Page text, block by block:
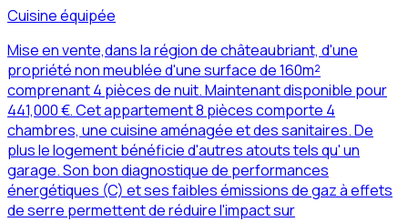
Cuisine équipée
Mise en vente,dans la région de châteaubriant, d'une
propriété non meublée d'une surface de 160m²
comprenant 4 pièces de nuit. Maintenant disponible pour
441,000 €. Cet appartement 8 pièces comporte 4
chambres, une cuisine aménagée et des sanitaires. De
plus le logement bénéficie d'autres atouts tels qu' un
garage. Son bon diagnostique de performances
énergétiques (C) et ses faibles émissions de gaz à effets
de serre permettent de réduire l'impact sur